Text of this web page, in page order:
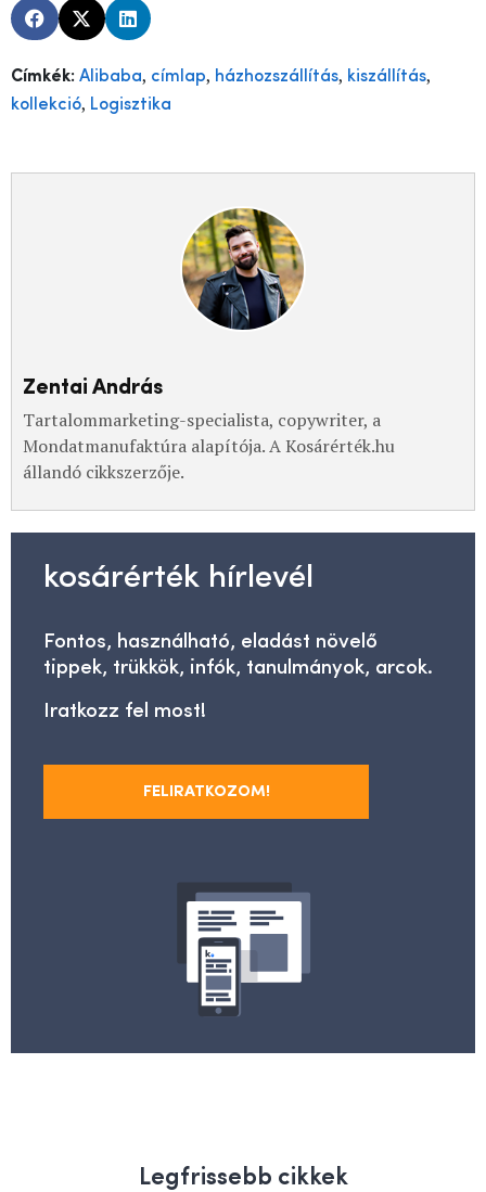
Címkék: Alibaba, címlap, házhozszállítás, kiszállítás,
kollekció, Logisztika
Zentai András
Tartalommarketing-specialista, copywriter, a
Mondatmanufaktúra alapítója. A Kosárérték.hu
állandó cikkszerzője.
kosárérték hírlevél
Fontos, használható, eladást növelő
tippek, trükkök, infók, tanulmányok, arcok.
Iratkozz fel most!
FELIRATKOZOM!
Legfrissebb cikkek